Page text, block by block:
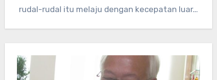
rudal-rudal itu melaju dengan kecepatan luar…